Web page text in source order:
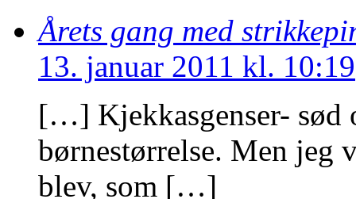
Årets gang med
13. januar 2011 kl. 10:19
[…] Kjekkasgenser- sød
børnestørrelse. Men jeg
blev, som […]